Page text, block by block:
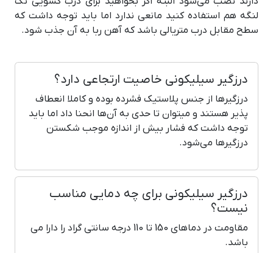
لنگه هم استفاده کنید مانعی ندارد اما باید توجه داشت که
سطح مقابل درب متریالی باشد که آهن ربا به آن جذب شود.
درزگیر سیلیکونی خاصیت ارتجاعی دارد؟
درزگیر‌ها از جنس پلاستیک فشرده بوده و کاملا انعطاف
پذیر هستند و میتوان تا حدی به آن‌ها انحنا داد اما باید
توجه داشت که فشار بیش از اندازه موجب شکستن
درزگیرها می‌شود.
درزگیر سیلیکونی برای چه دمایی مناسب
نیست؟
مقاومت در دماهای 150 تا 110 درجه سانتی گراد را دارا می
باشد.